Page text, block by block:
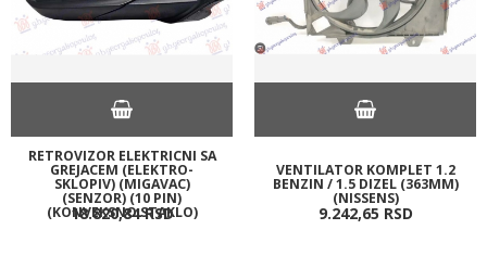
RETROVIZOR ELEKTRICNI SA
GREJACEM (ELEKTRO-
SKLOPIV) (MIGAVAC)
(SENZOR) (10 PIN)
(KONVEKSNO STAKLO)
18.820,84 RSD
VENTILATOR KOMPLET 1.2
BENZIN / 1.5 DIZEL (363MM)
(NISSENS)
9.242,65 RSD